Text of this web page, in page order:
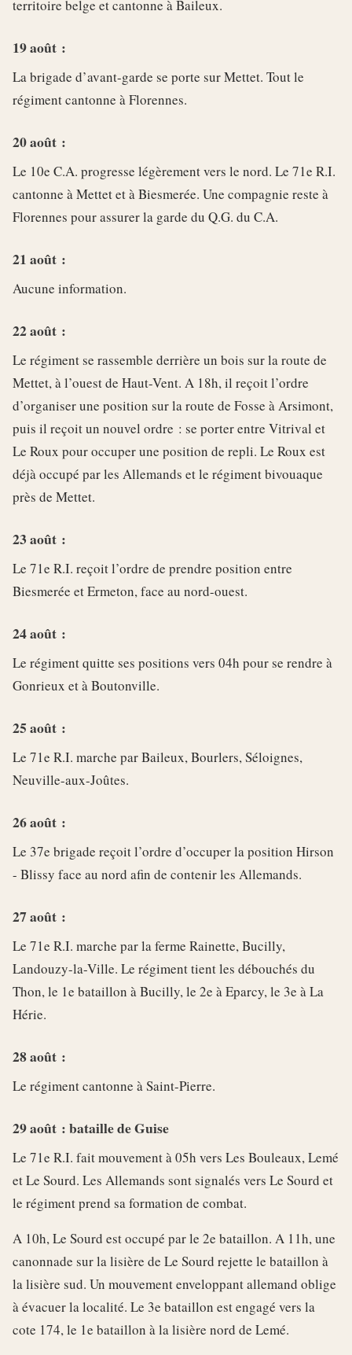
territoire belge et cantonne à Baileux.
19 août :
La brigade d’avant-garde se porte sur Mettet. Tout le
régiment cantonne à Florennes.
20 août :
Le 10e C.A. progresse légèrement vers le nord. Le 71e R.I.
cantonne à Mettet et à Biesmerée. Une compagnie reste à
Florennes pour assurer la garde du Q.G. du C.A.
21 août :
Aucune information.
22 août :
Le régiment se rassemble derrière un bois sur la route de
Mettet, à l’ouest de Haut-Vent. A 18h, il reçoit l’ordre
d’organiser une position sur la route de Fosse à Arsimont,
puis il reçoit un nouvel ordre : se porter entre Vitrival et
Le Roux pour occuper une position de repli. Le Roux est
déjà occupé par les Allemands et le régiment bivouaque
près de Mettet.
23 août :
Le 71e R.I. reçoit l’ordre de prendre position entre
Biesmerée et Ermeton, face au nord-ouest.
24 août :
Le régiment quitte ses positions vers 04h pour se rendre à
Gonrieux et à Boutonville.
25 août :
Le 71e R.I. marche par Baileux, Bourlers, Séloignes,
Neuville-aux-Joûtes.
26 août :
Le 37e brigade reçoit l’ordre d’occuper la position Hirson
- Blissy face au nord afin de contenir les Allemands.
27 août :
Le 71e R.I. marche par la ferme Rainette, Bucilly,
Landouzy-la-Ville. Le régiment tient les débouchés du
Thon, le 1e bataillon à Bucilly, le 2e à Eparcy, le 3e à La
Hérie.
28 août :
Le régiment cantonne à Saint-Pierre.
29 août : bataille de Guise
Le 71e R.I. fait mouvement à 05h vers Les Bouleaux, Lemé
et Le Sourd. Les Allemands sont signalés vers Le Sourd et
le régiment prend sa formation de combat.
A 10h, Le Sourd est occupé par le 2e bataillon. A 11h, une
canonnade sur la lisière de Le Sourd rejette le bataillon à
la lisière sud. Un mouvement enveloppant allemand oblige
à évacuer la localité. Le 3e bataillon est engagé vers la
cote 174, le 1e bataillon à la lisière nord de Lemé.